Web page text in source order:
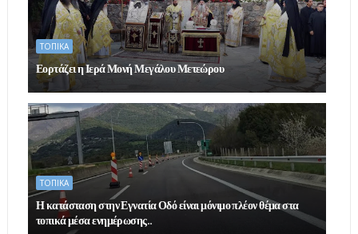
ΤΟΠΙΚΑ
Εορτάζει η Ιερά Μονή Μεγάλου Μετεώρου
ΤΟΠΙΚΑ
Η κατάσταση στην Εγνατία Οδό είναι μόνιμο πλέον θέμα στα
τοπικά μέσα ενημέρωσης..